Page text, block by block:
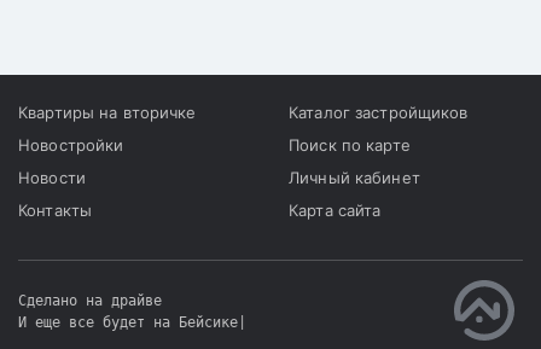
Квартиры на вторичке
Новостройки
Новости
Контакты
Каталог застройщиков
Поиск по карте
Личный кабинет
Карта сайта
Сделано на драйве
И еще все будет на Бейсике